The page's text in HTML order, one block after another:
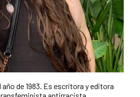
año de 1983. Es escritora y editora